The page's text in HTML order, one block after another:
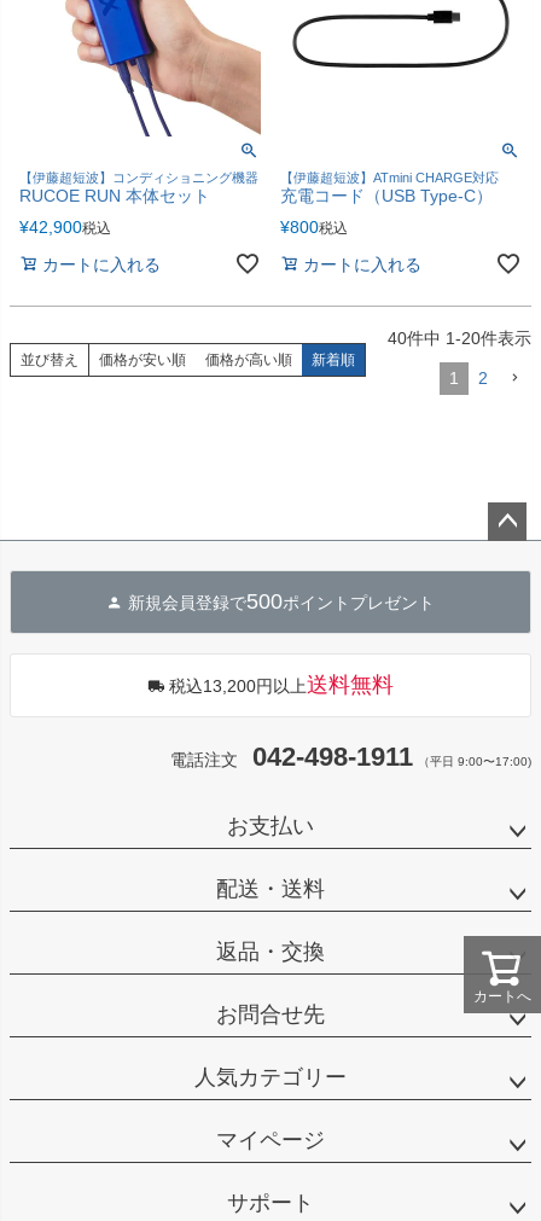
【伊藤超短波】コンディショニング機器
RUCOE RUN 本体セット
¥42,900税込
カートに入れる
【伊藤超短波】ATmini CHARGE対応
充電コード（USB Type-C）
¥800税込
カートに入れる
並び替え 価格が安い順 価格が高い順 新着順
40件中 1-20件表示
1 2
カートへ
へ
新規会員登録で500ポイントプレゼント
税込13,200円以上送料無料
電話注文 042-498-1911 （平日 9:00〜17:00)
お支払い
配送・送料
返品・交換
お問合せ先
人気カテゴリー
マイページ
サポート